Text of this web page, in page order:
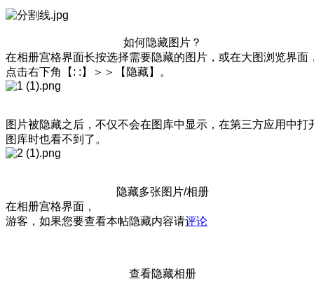
如何隐藏图片？
在相册宫格界面长按选择需要隐藏的图片，或在大图浏览界面
点击右下角【: :】＞＞【隐藏】。
图片被隐藏之后，不仅不会在图库中显示，在第三方应用中打
图库时也看不到了。
隐藏多张图片/相册
在相册宫格界面，
游客，如果您要查看本帖隐藏内容请评论
查看隐藏相册